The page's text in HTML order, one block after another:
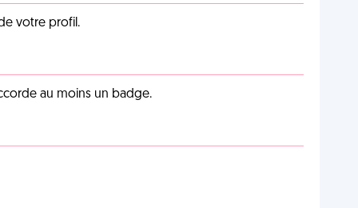
votre profil.
au moins un badge.